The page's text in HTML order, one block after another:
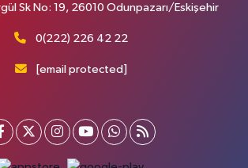
Sk No: 19, 26010 Odunpazarı/Eskişehir
0(222) 226 42 22
[email protected]